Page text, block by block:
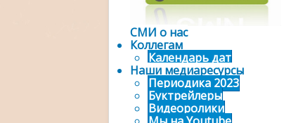
СМИ о нас
Коллегам
Календарь дат
Наши медиаресурсы
Периодика 2023
Буктрейлеры
Видеоролики